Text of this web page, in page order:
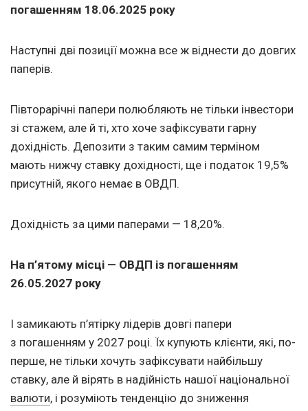
погашенням 18.06.2025 року
Наступні дві позиції можна все ж віднести до довгих
паперів.
Півторарічні папери полюбляють не тільки інвестори
зі стажем, але й ті, хто хоче зафіксувати гарну
дохідність. Депозити з таким самим терміном
мають нижчу ставку дохідності, ще і податок 19,5%
присутній, якого немає в ОВДП.
Дохідність за цими паперами — 18,20%.
На п’ятому місці — ОВДП із погашенням
26.05.2027 року
І замикають п’ятірку лідерів довгі папери
з погашенням у 2027 році. Їх купують клієнти, які, по-
перше, не тільки хочуть зафіксувати найбільшу
ставку, але й вірять в надійність нашої національної
валюти, і розуміють тенденцію до зниження